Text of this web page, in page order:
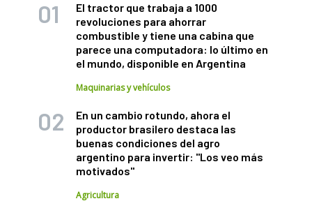
El tractor que trabaja a 1000
revoluciones para ahorrar
combustible y tiene una cabina que
parece una computadora: lo último en
el mundo, disponible en Argentina
Maquinarias y vehículos
En un cambio rotundo, ahora el
productor brasilero destaca las
buenas condiciones del agro
argentino para invertir: "Los veo más
motivados"
Agricultura